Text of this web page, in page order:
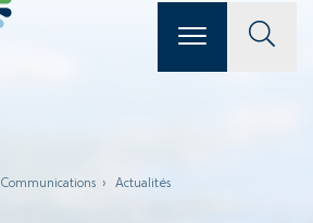
Communications › Actualités